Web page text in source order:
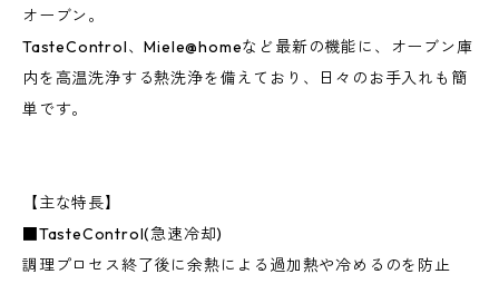
オーブン。
TasteControl、Miele@homeなど最新の機能に、オーブン庫
内を高温洗浄する熱洗浄を備えており、日々のお手入れも簡
単です。
【主な特長】
■TasteControl(急速冷却)
調理プロセス終了後に余熱による過加熱や冷めるのを防止